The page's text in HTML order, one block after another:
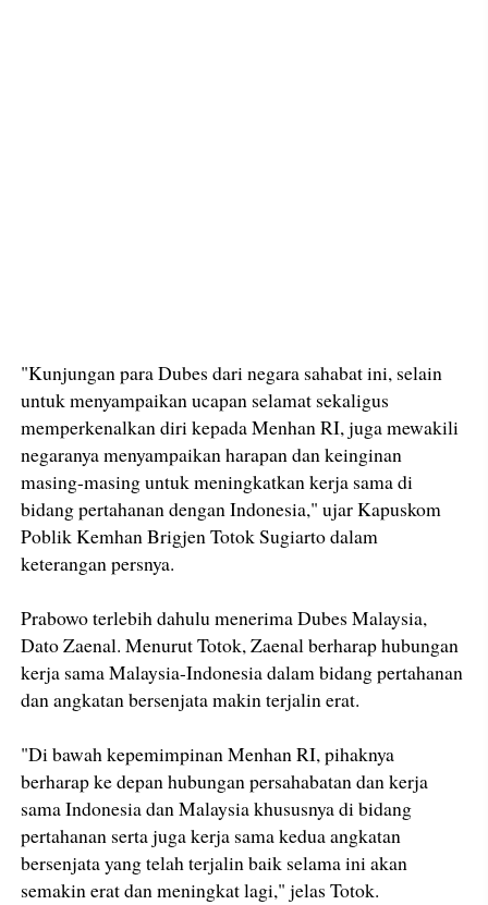
"Kunjungan para Dubes dari negara sahabat ini, selain
untuk menyampaikan ucapan selamat sekaligus
memperkenalkan diri kepada Menhan RI, juga mewakili
negaranya menyampaikan harapan dan keinginan
masing-masing untuk meningkatkan kerja sama di
bidang pertahanan dengan Indonesia," ujar Kapuskom
Poblik Kemhan Brigjen Totok Sugiarto dalam
keterangan persnya.
Prabowo terlebih dahulu menerima Dubes Malaysia,
Dato Zaenal. Menurut Totok, Zaenal berharap hubungan
kerja sama Malaysia-Indonesia dalam bidang pertahanan
dan angkatan bersenjata makin terjalin erat.
"Di bawah kepemimpinan Menhan RI, pihaknya
berharap ke depan hubungan persahabatan dan kerja
sama Indonesia dan Malaysia khususnya di bidang
pertahanan serta juga kerja sama kedua angkatan
bersenjata yang telah terjalin baik selama ini akan
semakin erat dan meningkat lagi," jelas Totok.